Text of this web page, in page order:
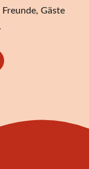
Gäste